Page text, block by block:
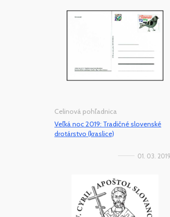
Celinová pohľadnica
Veľká noc 2019: Tradičné slovenské
drotárstvo (kraslice)
01. 03.